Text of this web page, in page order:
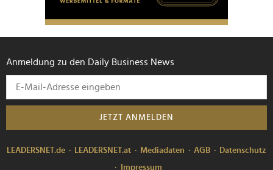
Anmeldung zu den Daily Business News
JETZT ANMELDEN
LEADERSNET.de LEADERSNET.at Mediadaten AGB
Datenschutz
Impressum